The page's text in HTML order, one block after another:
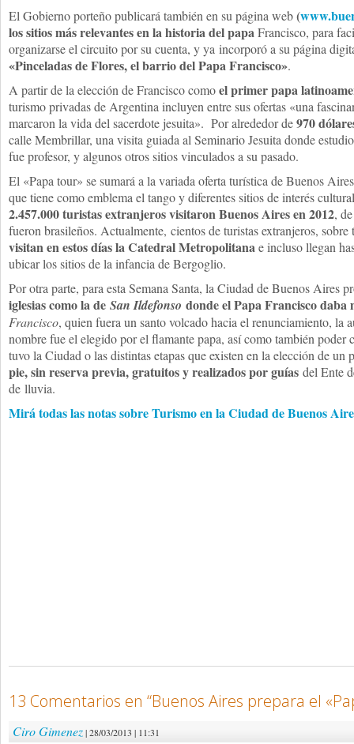
El Gobierno porteño publicará también en su página web(
los sitios más relevantes en la historiadel papaFrancisco, para
organizarse el circuito por su cuenta, y ya incorporó a su página
«Pinceladas de Flores, el barrio del Papa Francisco».
A partir de la elección de Francisco comoel primer papa
turismo privadas de Argentina incluyen entre sus ofertas «una
marcaron la vida del sacerdote jesuita». Por alrededor de970
calle Membrillar, una visita guiada al Seminario Jesuita donde
fue profesor, y algunos otros sitios vinculados a su pasado.
El «Papa tour» se sumará a la variada oferta turística de Buenos
que tiene como emblema el tango y diferentes sitios de interés
2.457.000 turistas extranjeros visitaron Buenos Aires en 2012,
fueron brasileños. Actualmente, cientos de turistas extranjeros,
visitan en estos días la Catedral Metropolitanae incluso llegan
ubicar los sitios de la infancia de Bergoglio.
Por otra parte, para esta Semana Santa, la Ciudad de Buenos Aires
iglesias como la de San Ildefonso donde el Papa Francisco daba
Francisco, quien fuera un santo volcado hacia el renunciamiento, la
nombre fue el elegido por el flamante papa, así como también poder
tuvo la Ciudad o las distintas etapas que existen en la elección de
pie, sin reserva previa, gratuitos y realizados por guías del Ente
de lluvia.
Mirá todas las notas sobre Turismo en la Ciudad de Buenos
13 Comentarios en “Buenos Aires prepara el
Ciro Gimenez| 28/03/2013 | 11:31